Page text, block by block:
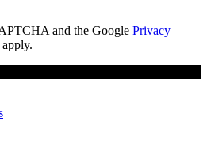
and the Google Privacy
apply.